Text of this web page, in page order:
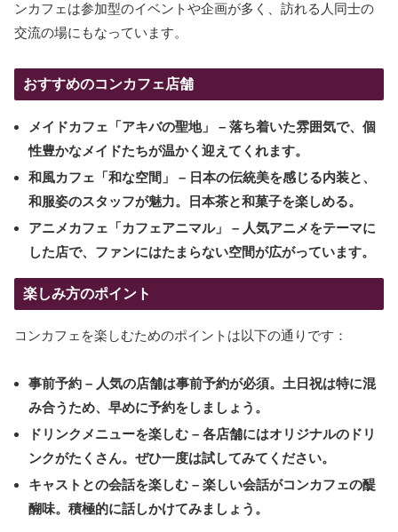
ンカフェは参加型のイベントや企画が多く、訪れる人同士の
交流の場にもなっています。
おすすめのコンカフェ店舗
メイドカフェ「アキバの聖地」
– 落ち着いた雰囲気で、個
性豊かなメイドたちが温かく迎えてくれます。
和風カフェ「和な空間」
– 日本の伝統美を感じる内装と、
和服姿のスタッフが魅力。日本茶と和菓子を楽しめる。
アニメカフェ「カフェアニマル」
– 人気アニメをテーマに
した店で、ファンにはたまらない空間が広がっています。
楽しみ方のポイント
コンカフェを楽しむためのポイントは以下の通りです：
事前予約– 人気の店舗は事前予約が必須。土日祝は特に混
み合うため、早めに予約をしましょう。
ドリンクメニューを楽しむ– 各店舗にはオリジナルのドリ
ンクがたくさん。ぜひ一度は試してみてください。
キャストとの会話を楽しむ– 楽しい会話がコンカフェの醍
醐味。積極的に話しかけてみましょう。